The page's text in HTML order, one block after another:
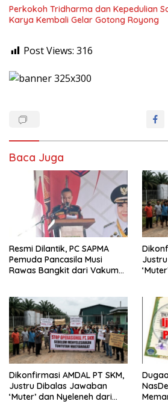
Perkokoh Tridharma dan Kepedulian
Karya Kembali Gelar Gotong Royong
Post Views: 316
Baca Juga
Resmi Dilantik, PC SAPMA
Pemuda Pancasila Musi
Rawas Bangkit dari Vakum
Dikonfirmasi AMDAL PT SKM,
Justru Dibalas Jawaban
‘Muter’ dan Nyeleneh dari